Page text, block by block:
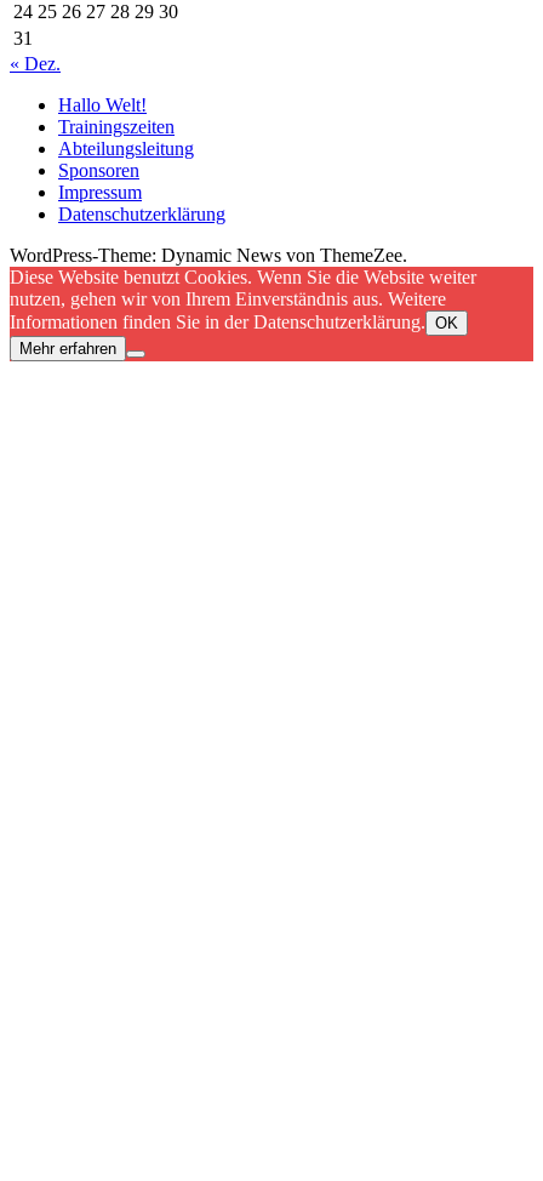
24 25 26 27 28 29 30
31
« Dez.
Hallo Welt!
Trainingszeiten
Abteilungsleitung
Sponsoren
Impressum
Datenschutzerklärung
WordPress-Theme: Dynamic News von ThemeZee.
Diese Website benutzt Cookies. Wenn Sie die Website weiter
nutzen, gehen wir von Ihrem Einverständnis aus. Weitere
Informationen finden Sie in der Datenschutzerklärung. OK
Mehr erfahren